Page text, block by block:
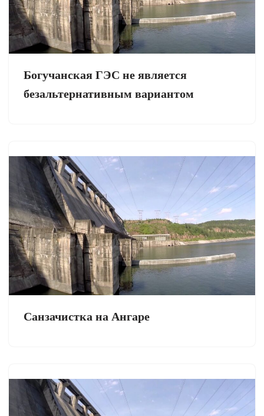
Богучанская ГЭС не является
безальтернативным вариантом
Санзачистка на Ангаре